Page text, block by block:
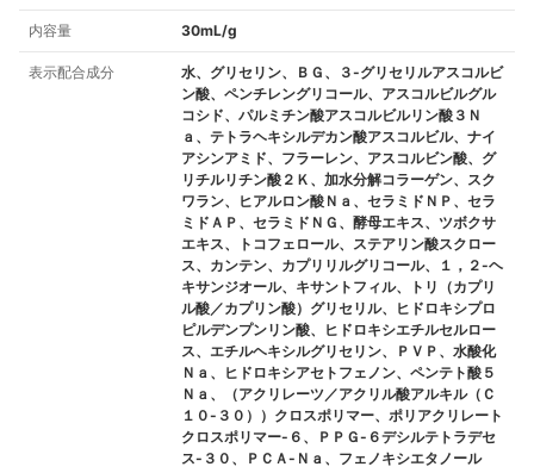
内容量 30mL/g
表示配合成分
水、グリセリン、ＢＧ、３-グリセリルアスコルビ
ン酸、ペンチレングリコール、アスコルビルグル
コシド、パルミチン酸アスコルビルリン酸３Ｎ
ａ、テトラヘキシルデカン酸アスコルビル、ナイ
アシンアミド、フラーレン、アスコルビン酸、グ
リチルリチン酸２Ｋ、加水分解コラーゲン、スク
ワラン、ヒアルロン酸Ｎａ、セラミドＮＰ、セラ
ミドＡＰ、セラミドＮＧ、酵母エキス、ツボクサ
エキス、トコフェロール、ステアリン酸スクロー
ス、カンテン、カプリリルグリコール、１，２-ヘ
キサンジオール、キサントフィル、トリ（カプリ
ル酸／カプリン酸）グリセリル、ヒドロキシプロ
ピルデンプンリン酸、ヒドロキシエチルセルロー
ス、エチルヘキシルグリセリン、ＰＶＰ、水酸化
Ｎａ、ヒドロキシアセトフェノン、ペンテト酸５
Ｎａ、（アクリレーツ／アクリル酸アルキル（Ｃ
１０-３０））クロスポリマー、ポリアクリレート
クロスポリマー-６、ＰＰＧ-６デシルテトラデセ
ス-３０、ＰＣＡ-Ｎａ、フェノキシエタノール